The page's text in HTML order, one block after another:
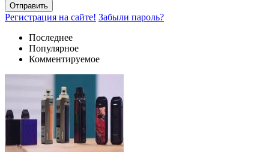
Отправить
Регистрация на сайте! Забыли пароль?
Последнее
Популярное
Комментируемое